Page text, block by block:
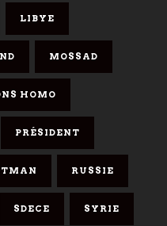
LIBYE
MOSSAD
HOMO
PRÉSIDENT
RUSSIE
SDECE SYRIE